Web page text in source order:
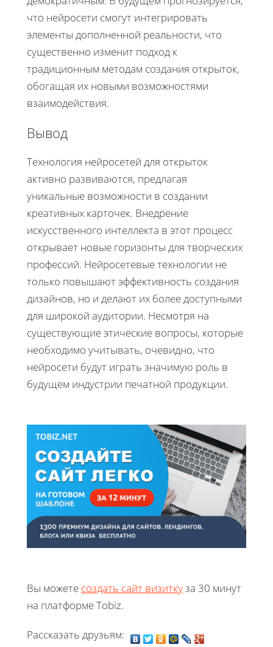
что нейросети смогут интегрировать
элементы дополненной реальности, что
существенно изменит подход к
традиционным методам создания открыток,
обогащая их новыми возможностями
взаимодействия.
Вывод
Технология нейросетей для открыток
активно развиваются, предлагая
уникальные возможности в создании
креативных карточек. Внедрение
искусственного интеллекта в этот процесс
открывает новые горизонты для творческих
профессий. Нейросетевые технологии не
только повышают эффективность создания
дизайнов, но и делают их более доступными
для широкой аудитории. Несмотря на
существующие этические вопросы, которые
необходимо учитывать, очевидно, что
нейросети будут играть значимую роль в
будущем индустрии печатной продукции.
Вы можете создать сайт визиткуза 30 минут
на платформе Tobiz.
Рассказать друзьям: